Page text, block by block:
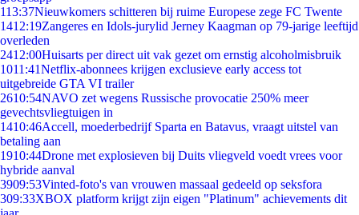
113:37Nieuwkomers schitteren bij ruime Europese zege FC Twente
1412:19Zangeres en Idols-jurylid Jerney Kaagman op 79-jarige leeftijd
overleden
2412:00Huisarts per direct uit vak gezet om ernstig alcoholmisbruik
1011:41Netflix-abonnees krijgen exclusieve early access tot
uitgebreide GTA VI trailer
2610:54NAVO zet wegens Russische provocatie 250% meer
gevechtsvliegtuigen in
1410:46Accell, moederbedrijf Sparta en Batavus, vraagt uitstel van
betaling aan
1910:44Drone met explosieven bij Duits vliegveld voedt vrees voor
hybride aanval
3909:53Vinted-foto's van vrouwen massaal gedeeld op seksfora
309:33XBOX platform krijgt zijn eigen "Platinum" achievements dit